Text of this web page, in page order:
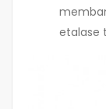
etalase